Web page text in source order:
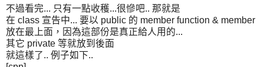
不過看完... 只有一點收穫...很慘吧.. 那就是
在 class 宣告中... 要以 public 的 member function & member
放在最上面，因為這部份是真正給人用的...
其它 private 等就放到後面
就這樣了.. 例子如下..